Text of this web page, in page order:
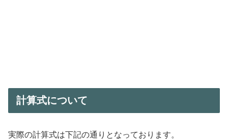
計算式について
実際の計算式は下記の通りとなっております。